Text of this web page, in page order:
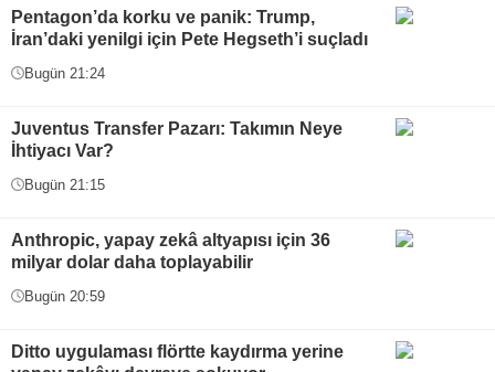
Pentagon’da korku ve panik: Trump,
İran’daki yenilgi için Pete Hegseth’i suçladı
Bugün 21:24
Juventus Transfer Pazarı: Takımın Neye
İhtiyacı Var?
Bugün 21:15
Anthropic, yapay zekâ altyapısı için 36
milyar dolar daha toplayabilir
Bugün 20:59
Ditto uygulaması flörtte kaydırma yerine